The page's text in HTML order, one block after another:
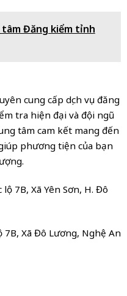
tâm Đăng kiểm tỉnh
cung cấp dịch vụ đăng
tra hiện đại và đội ngũ
tâm cam kết mang đến
phương tiện của bạn
lộ 7B, Xã Yên Sơn, H. Đô
7B, Xã Đô Lương, Nghệ An